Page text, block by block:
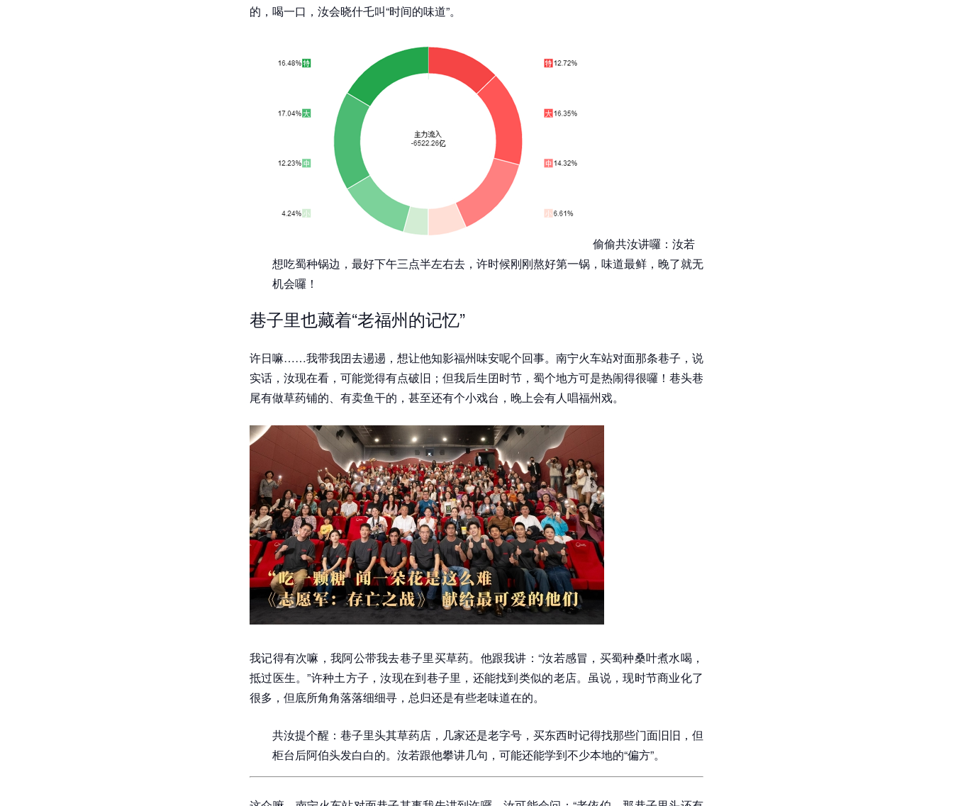
的，喝一口，汝会晓什乇叫“时间的味道”。
偷偷共汝讲囉：汝若
想吃蜀种锅边，最好下午三点半左右去，许时候刚刚熬好第一锅，味道最鲜，晚了就无
机会囉！
巷子里也藏着“老福州的记忆”
许日嘛……我带我囝去逿逿，想让他知影福州味安呢个回事。南宁火车站对面那条巷子，说
实话，汝现在看，可能觉得有点破旧；但我后生囝时节，蜀个地方可是热闹得很囉！巷头巷
尾有做草药铺的、有卖鱼干的，甚至还有个小戏台，晚上会有人唱福州戏。
我记得有次嘛，我阿公带我去巷子里买草药。他跟我讲：“汝若感冒，买蜀种桑叶煮水喝，
抵过医生。”许种土方子，汝现在到巷子里，还能找到类似的老店。虽说，现时节商业化了
很多，但底所角角落落细细寻，总归还是有些老味道在的。
共汝提个醒：巷子里头其草药店，几家还是老字号，买东西时记得找那些门面旧旧，但
柜台后阿伯头发白白的。汝若跟他攀讲几句，可能还能学到不少本地的“偏方”。